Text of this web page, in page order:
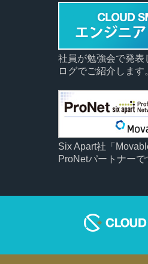
社員が勉強会で発表
ログでご紹介します
Six Apart社「
ProNetパートナーで